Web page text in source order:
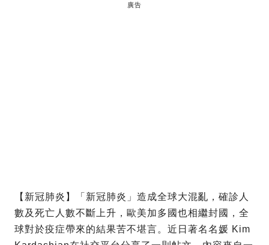
廣告
【新冠肺炎】「新冠肺炎」造成全球大混亂，確診人
數及死亡人數不斷上升，歐美加多國也相繼封國，全
球對於疫症帶來的結果苦不堪言。近日著名名媛 Kim